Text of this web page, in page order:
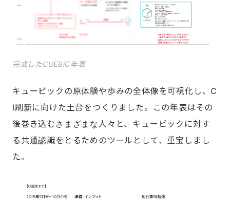
完成したCUEBiC年表
キュービックの原体験や歩みの全体像を可視化し、C
I刷新に向けた土台をつくりました。この年表はその
後巻き込むさまざまな人々と、キュービックに対す
る共通認識をとるためのツールとして、重宝しまし
た。